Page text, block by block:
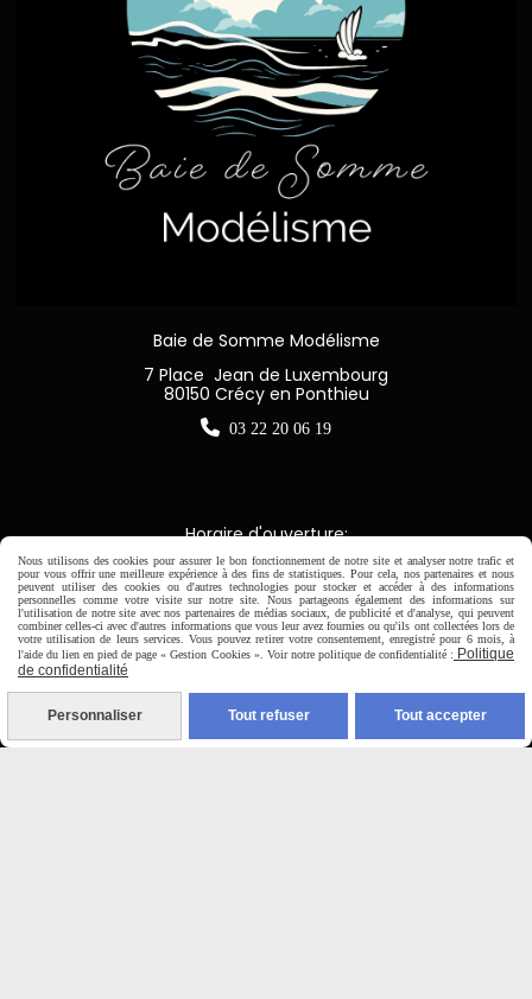
Baie de Somme Modélisme
7 Place Jean de Luxembourg
80150 Crécy en Ponthieu
 03 22 20 06 19
Horaire d'ouverture:
Du Mardi au Samedi de
9H00 - 12H30 / 14H00-18H30

CB Crédit Agricole
Nous utilisons des cookies pour assurer le bon fonctionnement de notre site et analyser notre trafic et
pour vous offrir une meilleure expérience à des fins de statistiques. Pour cela, nos partenaires et nous
peuvent utiliser des cookies ou d'autres technologies pour stocker et accéder à des informations
personnelles comme votre visite sur notre site. Nous partageons également des informations sur
l'utilisation de notre site avec nos partenaires de médias sociaux, de publicité et d'analyse, qui peuvent
combiner celles-ci avec d'autres informations que vous leur avez fournies ou qu'ils ont collectées lors de
votre utilisation de leurs services. Vous pouvez retirer votre consentement, enregistré pour 6 mois, à
l'aide du lien en pied de page « Gestion Cookies ». Voir notre politique de confidentialité : Politique
de confidentialité
Personnaliser Tout refuser Tout accepter